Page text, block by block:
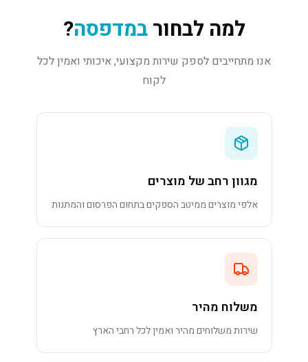
למה לבחורבמדפסה?
אנו מתחייבים לספק שירות מקצועי, איכותי ואמין לכל
לקוח
מגוון רחב של מוצרים
אלפי מוצרים ממיטב הספקים בתחום הפרסום והמתנות
משלוח מהיר
שירות משלוחים מהיר ואמין לכל רחבי הארץ